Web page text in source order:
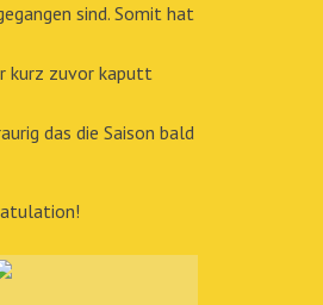
sind. Somit hat
kurz zuvor kaputt
das die Saison bald